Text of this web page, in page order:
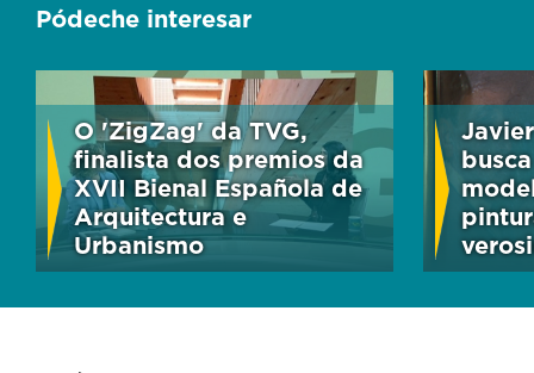
Pódeche interesar
O 'ZigZag' da TVG,
finalista dos premios da
XVII Bienal Española de
Arquitectura e
Urbanismo